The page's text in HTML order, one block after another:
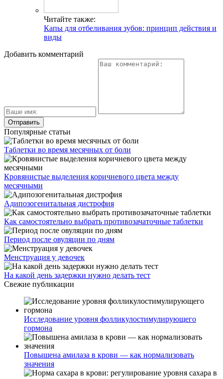
Читайте также:
Капы для отбеливания зубов: принцип действия и
виды
Добавить комментарий
Популярные статьи
Таблетки во время месячных от боли
Кровянистые выделения коричневого цвета между
месячными
Адипозогенитальная дистрофия
Как самостоятельно выбрать противозачаточные таблетки
Период после овуляции по дням
Менструация у девочек
На какой день задержки нужно делать тест
Свежие публикации
Исследование уровня фолликулостимулирующего
гормона
Повышена амилаза в крови — как нормализовать
значения